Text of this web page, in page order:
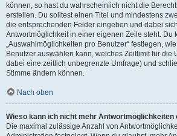
können, so hast du wahrscheinlich nicht die
erstellen. Du solltest einen Titel und mindestens
die entsprechenden Felder eingeben und dabei
Antwortmöglichkeit in einer eigenen Zeile steht. Du
„Auswahlmöglichkeiten pro Benutzer“ festlegen,
Benutzer auswählen kann, welches Zeitlimit für die
dabei eine zeitlich unbegrenzte Umfrage) und
Stimme ändern können.
Nach oben
Wieso kann ich nicht mehr Antwortmöglichkeiten
Die maximal zulässige Anzahl von